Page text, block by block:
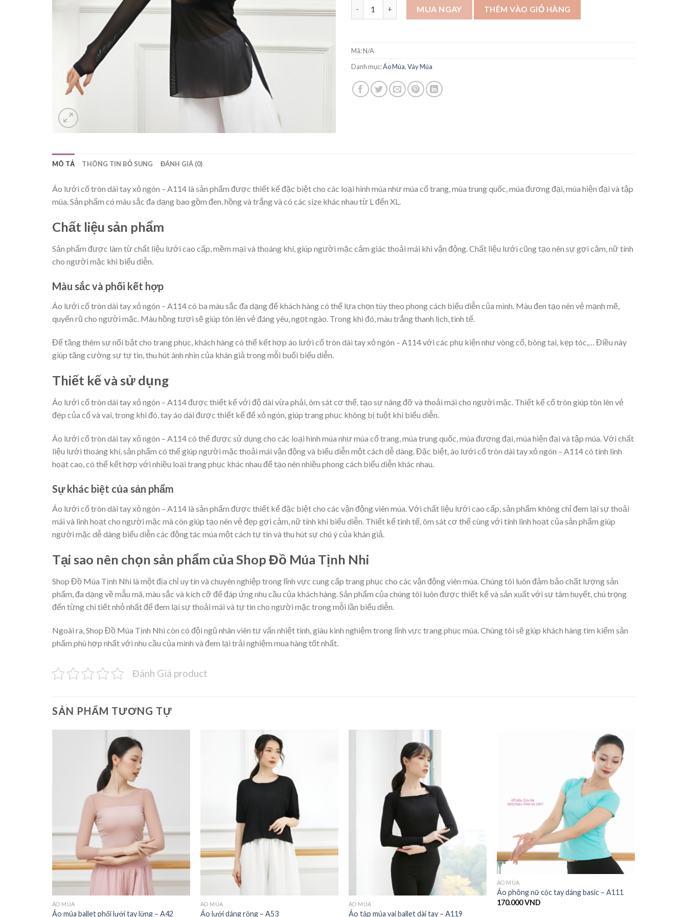
Áo lưới cổ tròn dài tay xỏ ngón - A114 số lượng
MUA NGAY THÊM VÀO GIỎ HÀNG
Mã:N/A
Danh mục:Áo Múa,Váy Múa
MÔ TẢ THÔNG TIN BỔ SUNG ĐÁNH GIÁ (0)
Áo lưới cổ tròn dài tay xỏ ngón – A114 là sản phẩm được thiết kế đặc biệt cho các loại hình múa như múa cổ trang, múa trung quốc, múa đương đại, múa hiện đại và tập
múa. Sản phẩm có màu sắc đa dạng bao gồm đen, hồng và trắng và có các size khác nhau từ L đến XL.
Chất liệu sản phẩm
Sản phẩm được làm từ chất liệu lưới cao cấp, mềm mại và thoáng khí, giúp người mặc cảm giác thoải mái khi vận động. Chất liệu lưới cũng tạo nên sự gợi cảm, nữ tính
cho người mặc khi biểu diễn.
Màu sắc và phối kết hợp
Áo lưới cổ tròn dài tay xỏ ngón – A114 có ba màu sắc đa dạng để khách hàng có thể lựa chọn tùy theo phong cách biểu diễn của mình. Màu đen tạo nên vẻ mạnh mẽ,
quyến rũ cho người mặc. Màu hồng tươi sẽ giúp tôn lên vẻ đáng yêu, ngọt ngào. Trong khi đó, màu trắng thanh lịch, tinh tế.
Để tăng thêm sự nổi bật cho trang phục, khách hàng có thể kết hợp áo lưới cổ tròn dài tay xỏ ngón – A114 với các phụ kiện như vòng cổ, bông tai, kẹp tóc,… Điều này
giúp tăng cường sự tự tin, thu hút ánh nhìn của khán giả trong mỗi buổi biểu diễn.
Thiết kế và sử dụng
Áo lưới cổ tròn dài tay xỏ ngón – A114 được thiết kế với độ dài vừa phải, ôm sát cơ thể, tạo sự nâng đỡ và thoải mái cho người mặc. Thiết kế cổ tròn giúp tôn lên vẻ
đẹp của cổ và vai, trong khi đó, tay áo dài được thiết kế để xỏ ngón, giúp trang phục không bị tuột khi biểu diễn.
Áo lưới cổ tròn dài tay xỏ ngón – A114 có thể được sử dụng cho các loại hình múa như múa cổ trang, múa trung quốc, múa đương đại, múa hiện đại và tập múa. Với chất
liệu lưới thoáng khí, sản phẩm có thể giúp người mặc thoải mái vận động và biểu diễn một cách dễ dàng. Đặc biệt, áo lưới cổ tròn dài tay xỏ ngón – A114 có tính linh
hoạt cao, có thể kết hợp với nhiều loại trang phục khác nhau để tạo nên nhiều phong cách biểu diễn khác nhau.
Sự khác biệt của sản phẩm
Áo lưới cổ tròn dài tay xỏ ngón – A114 là sản phẩm được thiết kế đặc biệt cho các vận động viên múa. Với chất liệu lưới cao cấp, sản phẩm không chỉ đem lại sự thoải
mái và linh hoạt cho người mặc mà còn giúp tạo nên vẻ đẹp gợi cảm, nữ tính khi biểu diễn. Thiết kế tinh tế, ôm sát cơ thể cùng với tính linh hoạt của sản phẩm giúp
người mặc dễ dàng biểu diễn các động tác múa một cách tự tin và thu hút sự chú ý của khán giả.
Tại sao nên chọn sản phẩm của Shop Đồ Múa Tịnh Nhi
Shop Đồ Múa Tịnh Nhi là một địa chỉ uy tín và chuyên nghiệp trong lĩnh vực cung cấp trang phục cho các vận động viên múa. Chúng tôi luôn đảm bảo chất lượng sản
phẩm, đa dạng về mẫu mã, màu sắc và kích cỡ để đáp ứng nhu cầu của khách hàng. Sản phẩm của chúng tôi luôn được thiết kế và sản xuất với sự tâm huyết, chú trọng
đến từng chi tiết nhỏ nhất để đem lại sự thoải mái và tự tin cho người mặc trong mỗi lần biểu diễn.
Ngoài ra, Shop Đồ Múa Tịnh Nhi còn có đội ngũ nhân viên tư vấn nhiệt tình, giàu kinh nghiệm trong lĩnh vực trang phục múa. Chúng tôi sẽ giúp khách hàng tìm kiếm sản
phẩm phù hợp nhất với nhu cầu của mình và đem lại trải nghiệm mua hàng tốt nhất.
Đánh Giá product
SẢN PHẨM TƯƠNG TỰ
ÁO MÚA
Áo múa ballet phối lưới tay lửng – A42
ÁO MÚA
Áo lưới dáng rộng – A53
ÁO MÚA
Áo tập múa vai ballet dài tay – A119
ÁO MÚA
Áo phông nữ cộc tay dáng basic – A111
170.000VND